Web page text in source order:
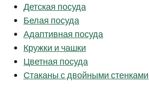
Детская посуда
Белая посуда
Адаптивная посуда
Кружки и чашки
Цветная посуда
Стаканы с двойными стенками